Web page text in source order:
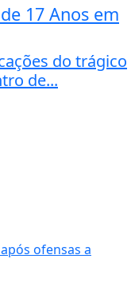
17 Anos em
do trágico
de...